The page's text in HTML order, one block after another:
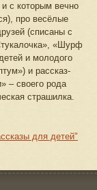
с которым вечно
про весёлые
(списаны с
«Шурф
и молодого
и рассказ-
– своего рода
страшилка.
для детей"